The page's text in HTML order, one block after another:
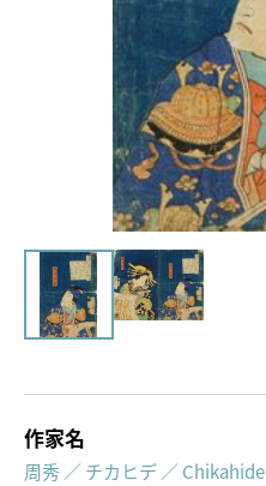
作家名
周秀 ／ チカヒデ ／ Chikahide
画像利用について
オンラインポリシー
おうちで楽しむ石川県立美術
館
石川県文化財保存修復工房